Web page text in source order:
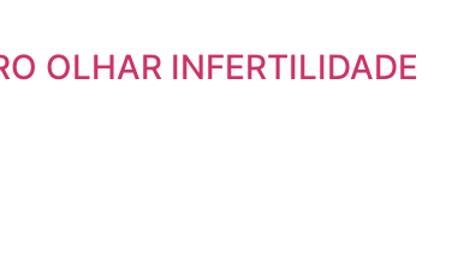
OLHAR INFERTILIDADE